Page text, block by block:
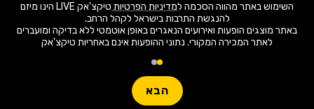
השימוש באתר מהווה הסכמה למדיניות הפרטיות
טיקצ'אק LIVE הינו מיזם
באתר מוצגים הופעות ואירועים הנאגרים באופן אוטמטי ללא בדיקה ומועברים
לאתר המכירה המקורי. נתוני ההופעות אינם באחריות טיקצ'אק
הבא
חפשו הופעה
כל מה שחם השבוע בטבריה!
לחצו "עקוב" כדי לקבל עדכונים ראשונים על השקת
הופעות, כרטיסים, שוברי הנחה וחשיפה בלעדית
למתרחש בעיר שלכם. הצטרפו לסצנת התרבות
בטבריה השבוע ותהיו חלק מהמשפחה!
לעקוב